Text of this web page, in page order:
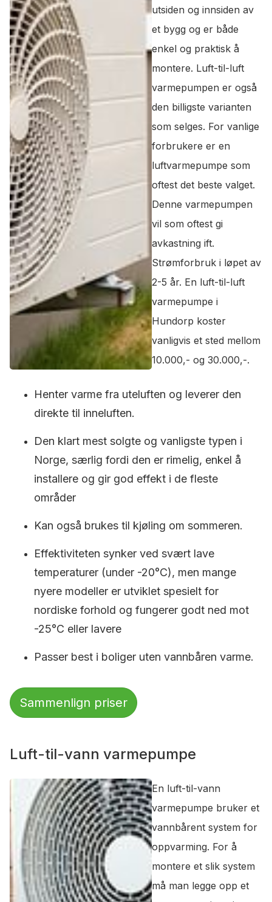
utsiden og innsiden av
et bygg og er både
enkel og praktisk å
montere. Luft-til-luft
varmepumpen er også
den billigste varianten
som selges. For vanlige
forbrukere er en
luftvarmepumpe som
oftest det beste valget.
Denne varmepumpen
vil som oftest gi
avkastning ift.
Strømforbruk i løpet av
2-5 år. En luft-til-luft
varmepumpe i
Hundorp koster
vanligvis et sted mellom
10.000,- og 30.000,-.
Henter varme fra uteluften og leverer den
direkte til inneluften.
Den klart mest solgte og vanligste typen i
Norge, særlig fordi den er rimelig, enkel å
installere og gir god effekt i de fleste
områder
Kan også brukes til kjøling om sommeren.
Effektiviteten synker ved svært lave
temperaturer (under -20°C), men mange
nyere modeller er utviklet spesielt for
nordiske forhold og fungerer godt ned mot
-25°C eller lavere
Passer best i boliger uten vannbåren varme.
Sammenlign priser
Luft-til-vann varmepumpe
En luft-til-vann
varmepumpe bruker et
vannbårent system for
oppvarming. For å
montere et slik system
må man legge opp et